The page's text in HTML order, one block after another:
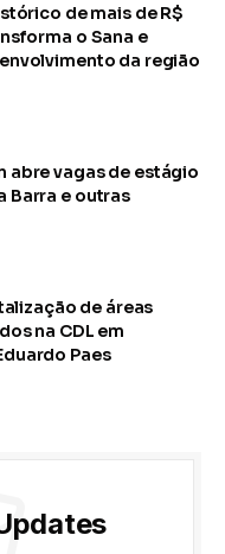
de mais de R$
o Sana e
da região
abre vagas de estágio
Barra e outras
de áreas
na CDL em
Paes